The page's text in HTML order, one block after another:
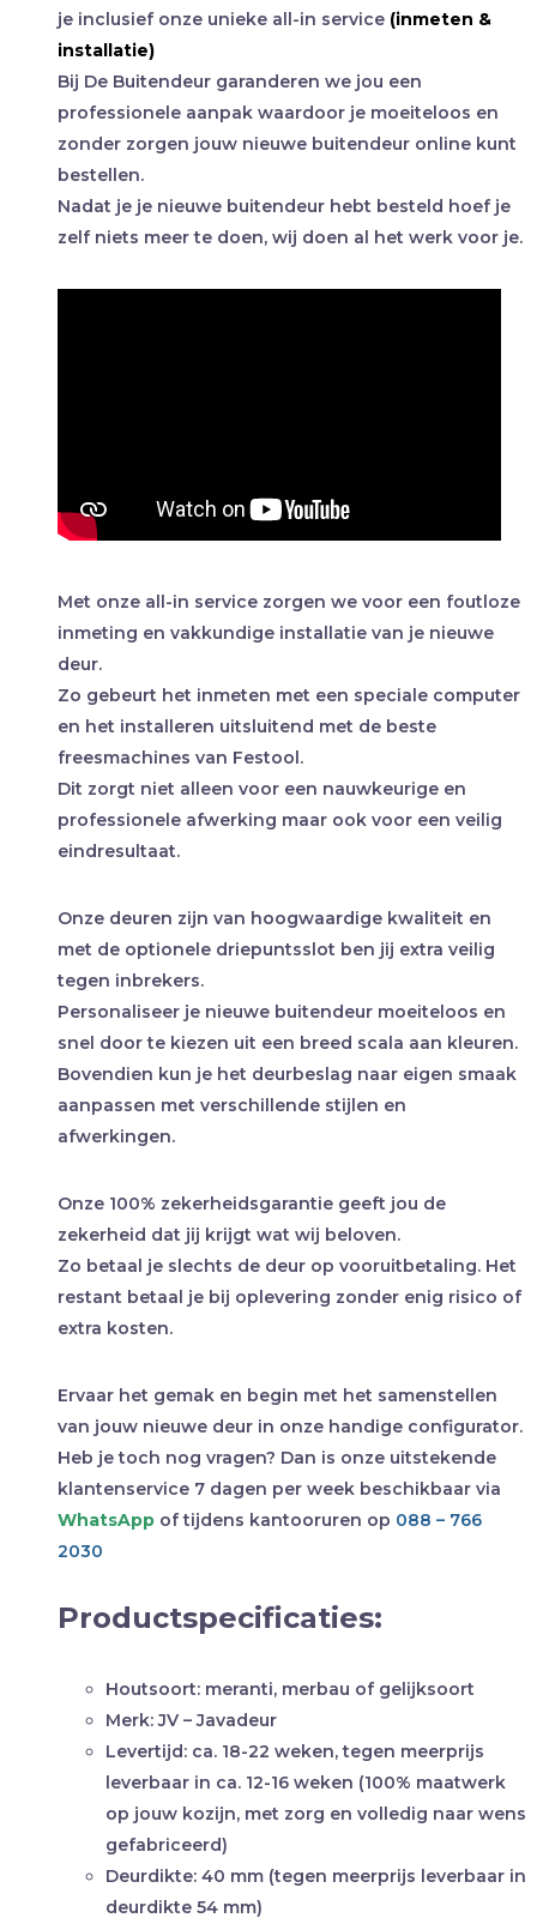
je inclusief onze unieke all-in service (inmeten &
installatie)
Bij De Buitendeur garanderen we jou een
professionele aanpak waardoor je moeiteloos en
zonder zorgen jouw nieuwe buitendeur online kunt
bestellen.
Nadat je je nieuwe buitendeur hebt besteld hoef je
zelf niets meer te doen, wij doen al het werk voor je.
Met onze all-in service zorgen we voor een foutloze
inmeting en vakkundige installatie van je nieuwe
deur.
Zo gebeurt het inmeten met een speciale computer
en het installeren uitsluitend met de beste
freesmachines van Festool.
Dit zorgt niet alleen voor een nauwkeurige en
professionele afwerking maar ook voor een veilig
eindresultaat.
Onze deuren zijn van hoogwaardige kwaliteit en
met de optionele driepuntsslot ben jij extra veilig
tegen inbrekers.
Personaliseer je nieuwe buitendeur moeiteloos en
snel door te kiezen uit een breed scala aan kleuren.
Bovendien kun je het deurbeslag naar eigen smaak
aanpassen met verschillende stijlen en
afwerkingen.
Onze 100% zekerheidsgarantie geeft jou de
zekerheid dat jij krijgt wat wij beloven.
Zo betaal je slechts de deur op vooruitbetaling. Het
restant betaal je bij oplevering zonder enig risico of
extra kosten.
Ervaar het gemak en begin met het samenstellen
van jouw nieuwe deur in onze handige configurator.
Heb je toch nog vragen? Dan is onze uitstekende
klantenservice 7 dagen per week beschikbaar via
WhatsApp of tijdens kantooruren op 088 – 766
2030
Productspecificaties:
Houtsoort: meranti, merbau of gelijksoort
Merk: JV – Javadeur
Levertijd: ca. 18-22 weken, tegen meerprijs
leverbaar in ca. 12-16 weken (100% maatwerk
op jouw kozijn, met zorg en volledig naar wens
gefabriceerd)
Deurdikte: 40 mm (tegen meerprijs leverbaar in
deurdikte 54 mm)